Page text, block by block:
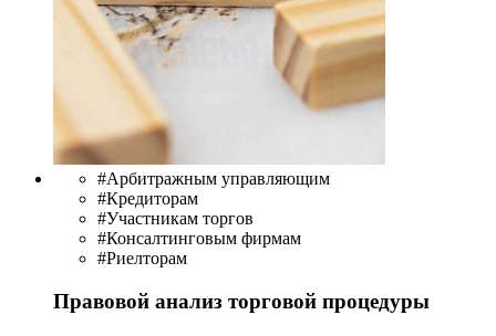
#Арбитражным управляющим
#Кредиторам
#Участникам торгов
#Консалтинговым фирмам
#Риелторам
Правовой анализ торговой процедуры